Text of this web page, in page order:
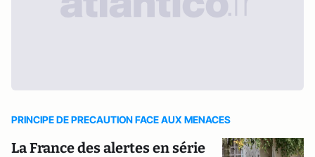
PRINCIPE DE PRECAUTION FACE AUX MENACES
La France des alertes en série